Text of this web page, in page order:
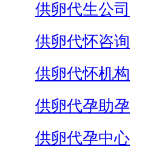
供卵代生公司
供卵代怀咨询
供卵代怀机构
供卵代孕助孕
供卵代孕中心